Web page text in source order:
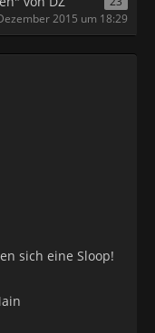
2015 um 18:29
sich eine Sloop!